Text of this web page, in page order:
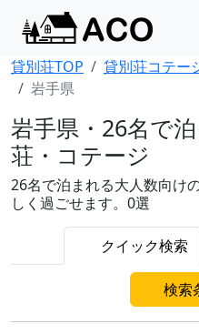
貸別荘TOP 貸別荘コテー
岩手県
岩手県・26名で
荘・コテージ
26名で泊まれる大人数向け
しく過ごせます。0選
クイック検索
検索